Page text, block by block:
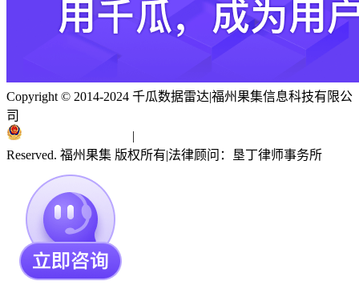
Copyright © 2014-2024 千瓜数据雷达|福州果集信息科技有限公
司
|
Reserved. 福州果集 版权所有|法律顾问：垦丁律师事务所